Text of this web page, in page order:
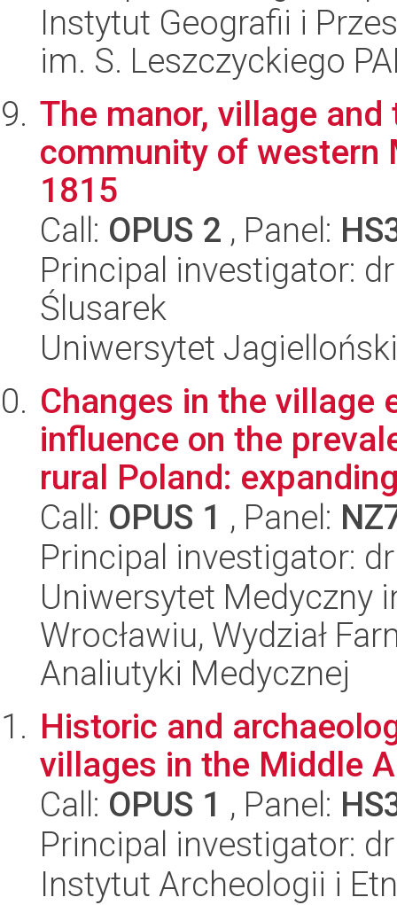
Instytut Geografii i
im. S. Leszczyckiego
The manor, village
community of western
1815
Call: OPUS 2 , Panel:
Principal investigator:
Ślusarek
Uniwersytet
Changes in the village
influence on the
rural Poland:
Call: OPUS 1 , Panel:
Principal investigator:
Uniwersytet Medyczny
Wrocławiu, Wydział
Analiutyki Medycznej
Historic and
villages in the Middle
Call: OPUS 1 , Panel:
Principal investigator:
Instytut Archeologii i